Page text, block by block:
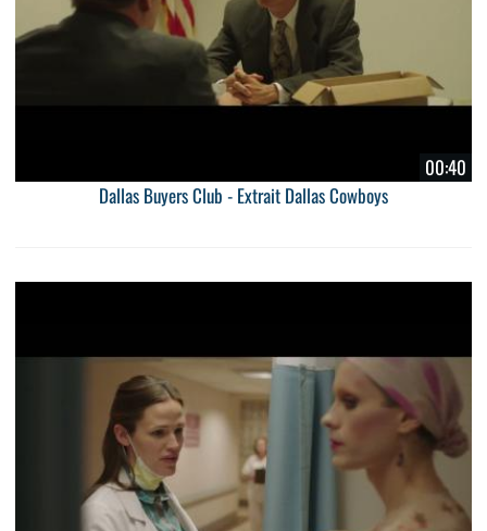
00:40
Dallas Buyers Club - Extrait Dallas Cowboys